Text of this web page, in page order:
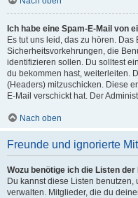
Ich habe eine Spam-E-Mail von
Es tut uns leid, das zu hören.
Sicherheitsvorkehrungen, die
identifizieren sollen. Du solltest
du bekommen hast, weiterleiten.
(Headers) mitzuschicken. Diese
E-Mail verschickt hat. Der
Nach oben
Freunde und ignorierte
Wozu benötige ich die Listen
Du kannst diese Listen
verwalten. Mitglieder, die du